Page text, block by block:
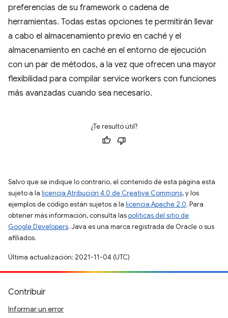
preferencias de su framework o cadena de
herramientas. Todas estas opciones te permitirán llevar
a cabo el almacenamiento previo en caché y el
almacenamiento en caché en el entorno de ejecución
con un par de métodos, a la vez que ofrecen una mayor
flexibilidad para compilar service workers con funciones
más avanzadas cuando sea necesario.
¿Te resultó útil?
Salvo que se indique lo contrario, el contenido de esta página está
sujeto a la licencia Atribución 4.0 de Creative Commons, y los
ejemplos de código están sujetos a la licencia Apache 2.0. Para
obtener más información, consulta laspolíticas del sitio de
Google Developers. Java es una marca registrada de Oracle o sus
afiliados.
Última actualización: 2021-11-04 (UTC)
Contribuir
Informar un error